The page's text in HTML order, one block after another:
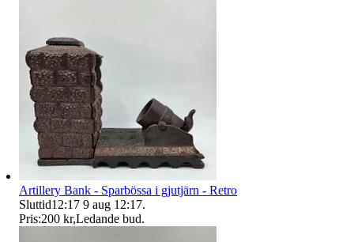
Artillery Bank - Sparbössa i gjutjärn - Retro
Sluttid12:17 9 aug 12:17.
Pris:200 kr,Ledande bud.